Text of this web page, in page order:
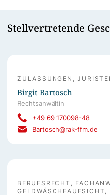
Stellvertretende
ZULASSUNGEN,
Birgit Bartosch
Rechtsanwältin
+49 69 170098-48
Bartosch@rak-ffm.de
BERUFSRECHT,
GELDWÄSCHEAUFSICHT,